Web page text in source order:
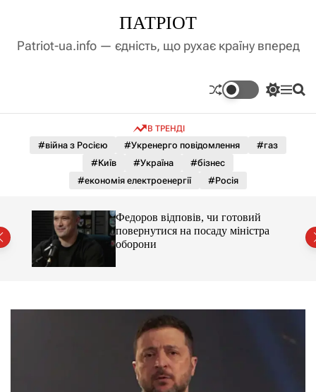
д
у
ПАТРІОТ
Patriot-ua.info — єдність, що рухає країну вперед
П
м
о
л
ь
г
М П
В ТРЕНДІ
#війна з Росією #Укренерго повідомлення
#газ
#Київ
#Україна
#бізнес
#економія електроенергії
#Росія
Федоров відповів, чи готовий
повернутися на посаду міністра
оборони